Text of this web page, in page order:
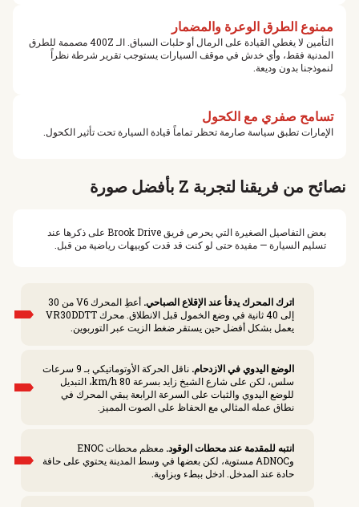
ممنوع الطرق الوعرة والمضمار
التأمين لا يغطي القيادة على الرمال أو حلبات السباق. الـ 400Z مصممة للطرق
المدنية فقط، وأي خدش في موقف السيارات يستوجب تقرير شرطة نظراً
لنموذجنا بدون وديعة.
تسامح صفري مع الكحول
الإمارات تطبق سياسة صارمة تحظر تماماً قيادة السيارة تحت تأثير الكحول.
نصائح من فريقنا لتجربة Z بأفضل صورة
بعض التفاصيل الصغيرة التي يحرص فريق Brook Drive على ذكرها عند
تسليم السيارة — مفيدة حتى لو كنت قد قدت كوبيهات رياضية من قبل.
اترك المحرك يدفأ عند الإقلاع الصباحي.
أعطِ المحرك V6 من 30
إلى 40 ثانية في وضع الخمول قبل الانطلاق. محرك VR30DDTT
يعمل بشكل أفضل حين يستقر ضغط الزيت عبر التوربوين.
الوضع اليدوي في الازدحام.
ناقل الحركة الأوتوماتيكي بـ 9 سرعات
سلس، لكن على شارع الشيخ زايد بسرعة 80 km/h، التبديل
للوضع اليدوي والثبات على السرعة الرابعة يبقي المحرك في
نطاق عمله المثالي مع الحفاظ على الصوت المميز.
انتبه للمقدمة عند محطات الوقود.
معظم محطات ENOC
وADNOC مستوية، لكن بعضها في وسط المدينة يحتوي على حافة
حادة عند المدخل. ادخل ببطء وبزاوية.